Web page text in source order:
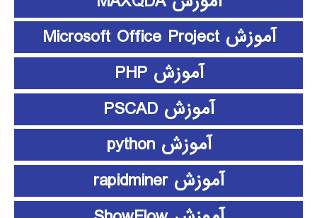
آموزش Microsoft Office Project
آموزش PHP
آموزش PSCAD
آموزش python
آموزش rapidminer